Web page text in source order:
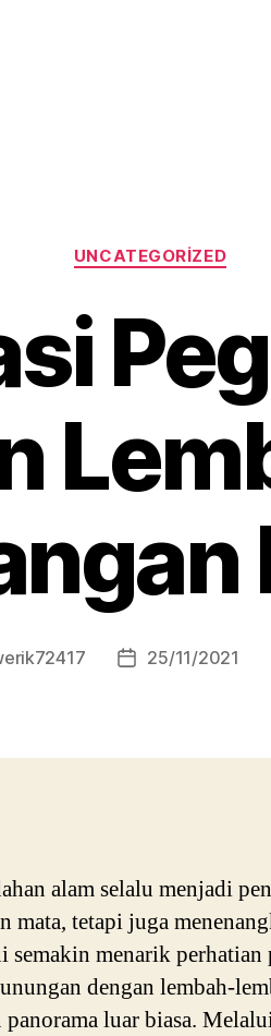
Kategoriler
UNCATEGORIZED
Yazı25/11/2021
alam selalu menjadi
mata, tetapi juga
semakin menarik perhatian
dengan lembah-
luar biasa.